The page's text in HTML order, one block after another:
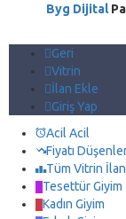
Byg Dijital
Geri
Vitrin
İlan Ekle
Giriş Yap
Acil Acil
Fiyatı
Tüm Vitrin
Tesettür Giyim
Kadın Giyim